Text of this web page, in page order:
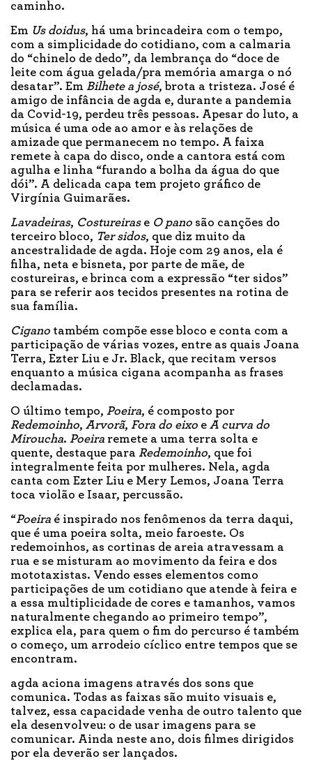
caminho.
Em Us doidus, há uma brincadeira com o tempo,
com a simplicidade do cotidiano, com a calmaria
do “chinelo de dedo”, da lembrança do “doce de
leite com água gelada/pra memória amarga o nó
desatar”. Em Bilhete a josé, brota a tristeza. José é
amigo de infância de agda e, durante a pandemia
da Covid-19, perdeu três pessoas. Apesar do luto, a
música é uma ode ao amor e às relações de
amizade que permanecem no tempo. A faixa
remete à capa do disco, onde a cantora está com
agulha e linha “furando a bolha da água do que
dói”. A delicada capa tem projeto gráfico de
Virgínia Guimarães.
Lavadeiras, Costureiras e O pano são canções do
terceiro bloco, Ter sidos, que diz muito da
ancestralidade de agda. Hoje com 29 anos, ela é
filha, neta e bisneta, por parte de mãe, de
costureiras, e brinca com a expressão “ter sidos”
para se referir aos tecidos presentes na rotina de
sua família.
Cigano também compõe esse bloco e conta com a
participação de várias vozes, entre as quais Joana
Terra, Ezter Liu e Jr. Black, que recitam versos
enquanto a música cigana acompanha as frases
declamadas.
O último tempo, Poeira, é composto por
Redemoinho, Arvorã, Fora do eixo e A curva do
Miroucha. Poeira remete a uma terra solta e
quente, destaque para Redemoinho, que foi
integralmente feita por mulheres. Nela, agda
canta com Ezter Liu e Mery Lemos, Joana Terra
toca violão e Isaar, percussão.
“Poeira é inspirado nos fenômenos da terra daqui,
que é uma poeira solta, meio faroeste. Os
redemoinhos, as cortinas de areia atravessam a
rua e se misturam ao movimento da feira e dos
mototaxistas. Vendo esses elementos como
participações de um cotidiano que atende à feira e
a essa multiplicidade de cores e tamanhos, vamos
naturalmente chegando ao primeiro tempo”,
explica ela, para quem o fim do percurso é também
o começo, um arrodeio cíclico entre tempos que se
encontram.
agda aciona imagens através dos sons que
comunica. Todas as faixas são muito visuais e,
talvez, essa capacidade venha de outro talento que
ela desenvolveu: o de usar imagens para se
comunicar. Ainda neste ano, dois filmes dirigidos
por ela deverão ser lançados.